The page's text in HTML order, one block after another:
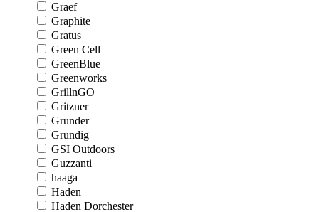
Graef
Graphite
Gratus
Green Cell
GreenBlue
Greenworks
GrillnGO
Gritzner
Grunder
Grundig
GSI Outdoors
Guzzanti
haaga
Haden
Haden Dorchester